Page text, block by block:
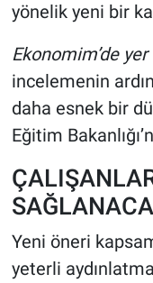
yönelik yeni bir
Ekonomim’de
incelemenin
daha esnek bir
Eğitim
Yeni öneri
yeterli